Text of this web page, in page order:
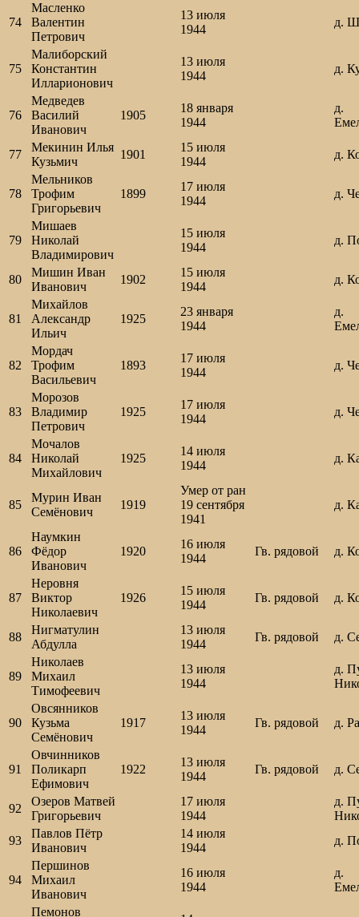
74
Масленко
Валентин
Петрович
13 июля
1944
д.
75
Малиборский
Константин
Илларионович
13 июля
1944
д.
76
Медведев
Василий
Иванович
1905
18 января
1944
д.
77
Мекинин Илья
Кузьмич
1901
15 июля
1944
д.
78
Мельников
Трофим
Григорьевич
1899
17 июля
1944
д.
79
Мишаев
Николай
Владимирович
15 июля
1944
д.
80
Мишин Иван
Иванович
1902
15 июля
1944
д.
81
Михайлов
Александр
Ильич
1925
23 января
1944
д.
82
Мордач
Трофим
Васильевич
1893
17 июля
1944
д.
83
Морозов
Владимир
Петрович
1925
17 июля
1944
д.
84
Мочалов
Николай
Михайлович
1925
14 июля
1944
д.
85
Мурин Иван
Семёнович
1919
Умер от ран
19 сентября
1941
д.
86
Наумкин
Фёдор
Иванович
1920
16 июля
1944
Гв. рядовой д.
87
Неровня
Виктор
Николаевич
1926
15 июля
1944
Гв. рядовой д.
88
Нигматулин
Абдулла
13 июля
1944
Гв. рядовой д.
89
Николаев
Михаил
Тимофеевич
13 июля
1944
д.
90
Овсянников
Кузьма
Семёнович
1917
13 июля
1944
Гв. рядовой д.
91
Овчинников
Поликарп
Ефимович
1922
13 июля
1944
Гв. рядовой д.
92
Озеров Матвей
Григорьевич
17 июля
1944
д.
93
Павлов Пётр
Иванович
14 июля
1944
д.
94
Першинов
Михаил
Иванович
16 июля
1944
д.
Пемонов